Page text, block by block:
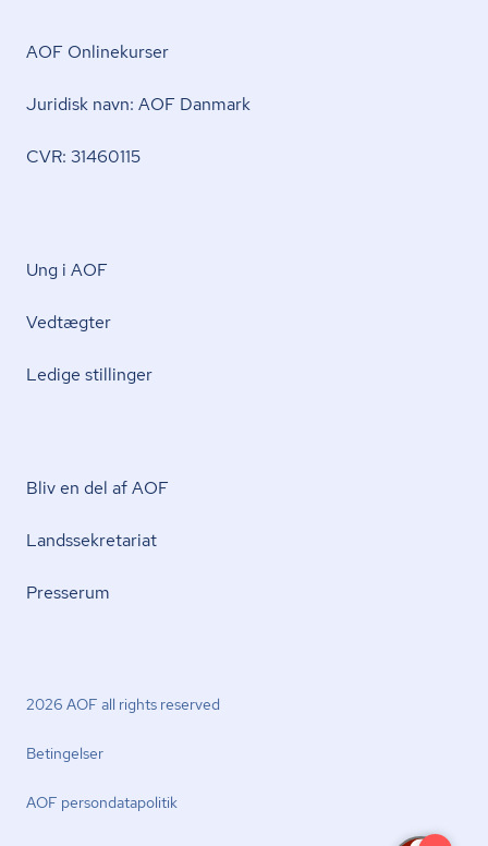
AOF Onlinekurser
Juridisk navn: AOF Danmark
CVR: 31460115
Ung i AOF
Vedtægter
Ledige stillinger
Bliv en del af AOF
Lands­se­kre­ta­ri­at
Presserum
2026 AOF all rights reserved
Betingelser
AOF per­son­da­ta­po­li­tik